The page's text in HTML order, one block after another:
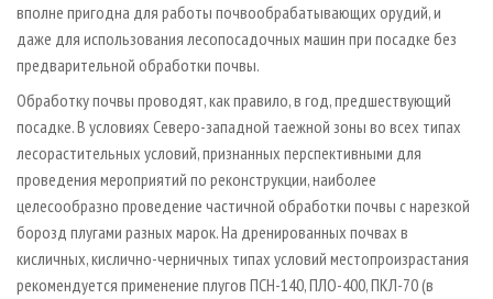
вполне пригодна для работы почвообрабатывающих орудий, и
даже для использования лесопосадочных машин при посадке без
предварительной обработки почвы.
Обработку почвы проводят, как правило, в год, предшествующий
посадке. В условиях Северо-западной таежной зоны во всех типах
лесорастительных условий, признанных перспективными для
проведения мероприятий по реконструкции, наиболее
целесообразно проведение частичной обработки почвы с нарезкой
борозд плугами разных марок. На дренированных почвах в
кисличных, кислично-черничных типах условий местопроизрастания
рекомендуется применение плугов ПСН-140, ПЛО-400, ПКЛ-70 (в